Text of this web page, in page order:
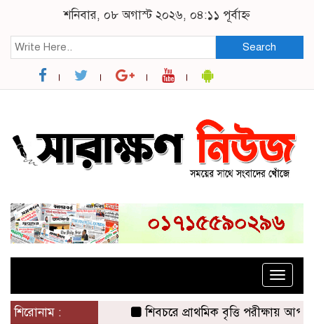
শনিবার, ০৮ অগাস্ট ২০২৬, ০৪:১১ পূর্বাহ্ন
Search
Toggle
শিরোনাম :
শিবচরে প্রাথমিক বৃত্তি পরীক্ষায় আপন